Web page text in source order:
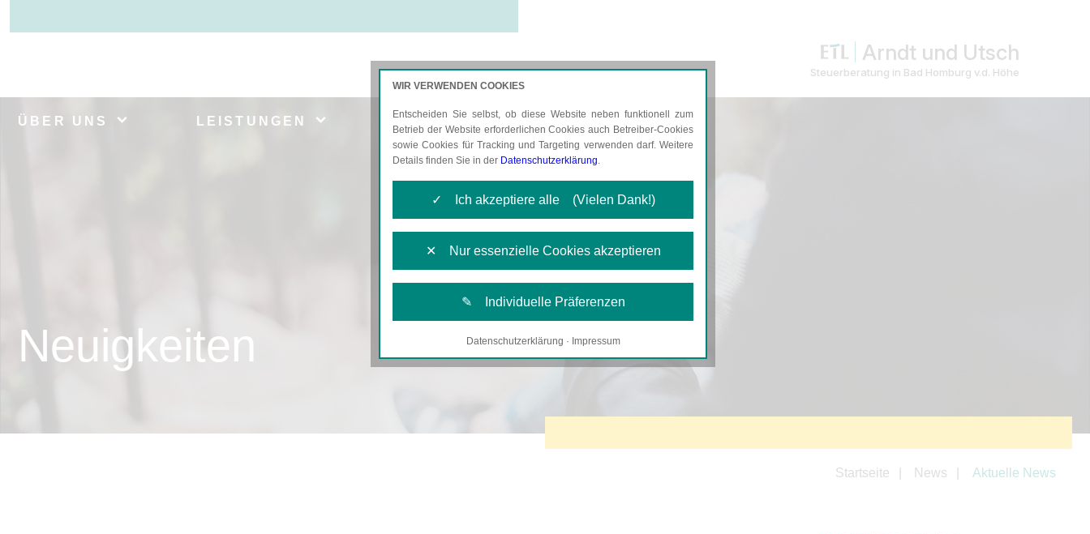
Arndt und Utsch
Steuerberatung in Bad Homburg v.d. Höhe
ÜBER UNS LEISTUNGEN AKTUELLES KARRIERE
Neuigkeiten
Startseite News Aktuelle News
WIR VERWENDEN COOKIES
Entscheiden Sie selbst, ob diese Website neben funktionell zum
Betrieb der Website erforderlichen Cookies auch Betreiber-Cookies
sowie Cookies für Tracking und Targeting verwenden darf. Weitere
Details finden Sie in der Datenschutzerklärung.
✓ Ich akzeptiere alle (Vielen Dank!)
✕ Nur essenzielle Cookies akzeptieren
✎ Individuelle Präferenzen
Notwendige Cookies
Datenschutzerklärung · Impressum